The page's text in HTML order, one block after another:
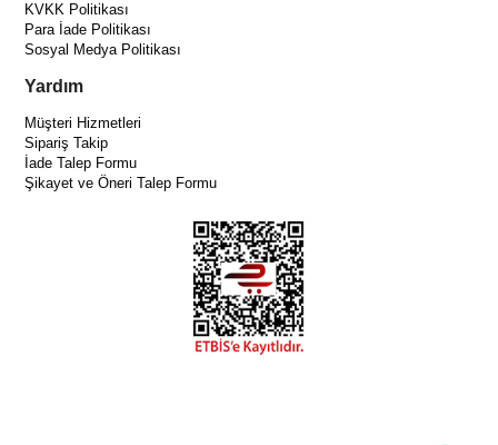
KVKK Politikası
Para İade Politikası
Sosyal Medya Politikası
Yardım
Müşteri Hizmetleri
Sipariş Takip
İade Talep Formu
Şikayet ve Öneri Talep Formu